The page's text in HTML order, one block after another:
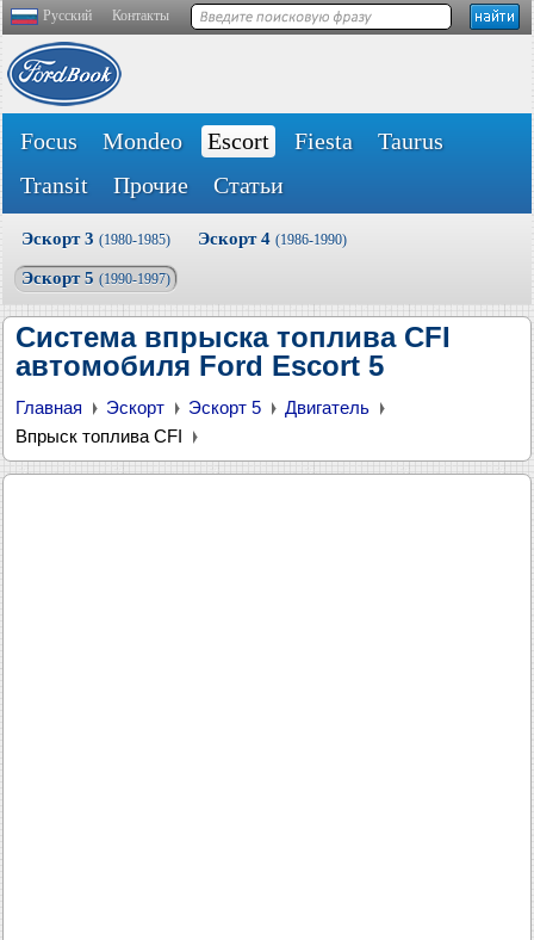
Русский Контакты
Focus Mondeo Escort Fiesta
Taurus
Transit
Прочие Статьи
Эскорт 3 (1980-1985) Эскорт 4 (1986-1990)
Эскорт 5 (1990-1997)
Система впрыска топлива CFI
автомобиля Ford Escort 5
Главная Эскорт Эскорт 5
Двигатель
Впрыск топлива CFI